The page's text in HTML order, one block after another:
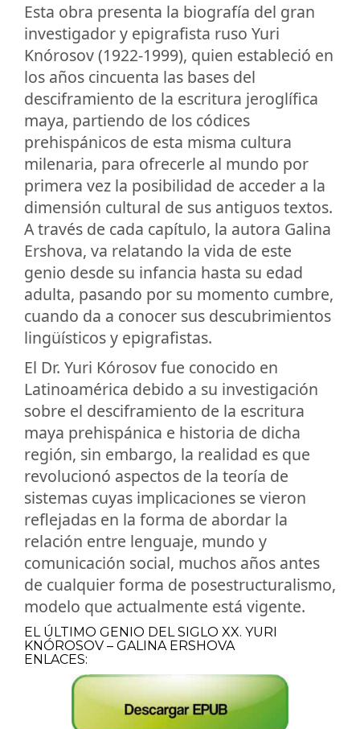
Esta obra presenta la biografía del gran
investigador y epigrafista ruso Yuri
Knórosov (1922-1999), quien estableció en
los años cincuenta las bases del
desciframiento de la escritura jeroglífica
maya, partiendo de los códices
prehispánicos de esta misma cultura
milenaria, para ofrecerle al mundo por
primera vez la posibilidad de acceder a la
dimensión cultural de sus antiguos textos.
A través de cada capítulo, la autora Galina
Ershova, va relatando la vida de este
genio desde su infancia hasta su edad
adulta, pasando por su momento cumbre,
cuando da a conocer sus descubrimientos
lingüísticos y epigrafistas.
El Dr. Yuri Kórosov fue conocido en
Latinoamérica debido a su investigación
sobre el desciframiento de la escritura
maya prehispánica e historia de dicha
región, sin embargo, la realidad es que
revolucionó aspectos de la teoría de
sistemas cuyas implicaciones se vieron
reflejadas en la forma de abordar la
relación entre lenguaje, mundo y
comunicación social, muchos años antes
de cualquier forma de posestructuralismo,
modelo que actualmente está vigente.
EL ÚLTIMO GENIO DEL SIGLO XX. YURI
KNÓROSOV – GALINA ERSHOVA
ENLACES: